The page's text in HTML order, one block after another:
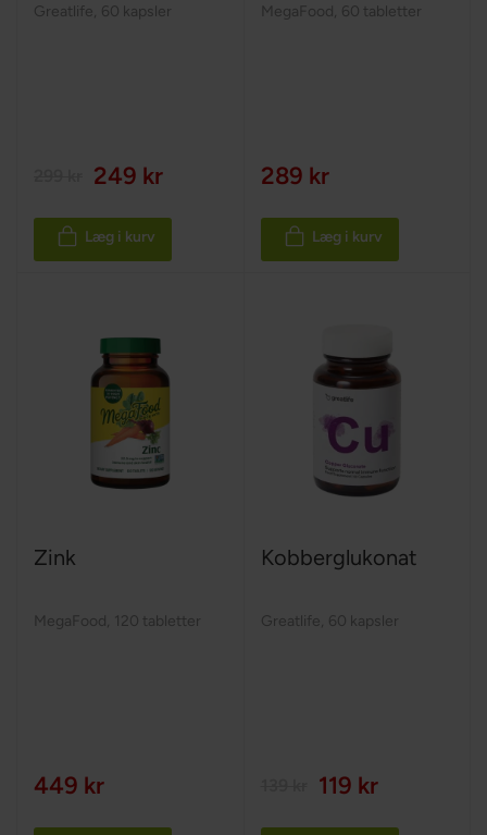
Greatlife 60 kapsler
249 kr
Læg i kurv
MegaFood 60 tabletter
289 kr
Læg i kurv
Zink
MegaFood 120 tabletter
449 kr
Kobberglukonat
Greatlife 60 kapsler
119 kr